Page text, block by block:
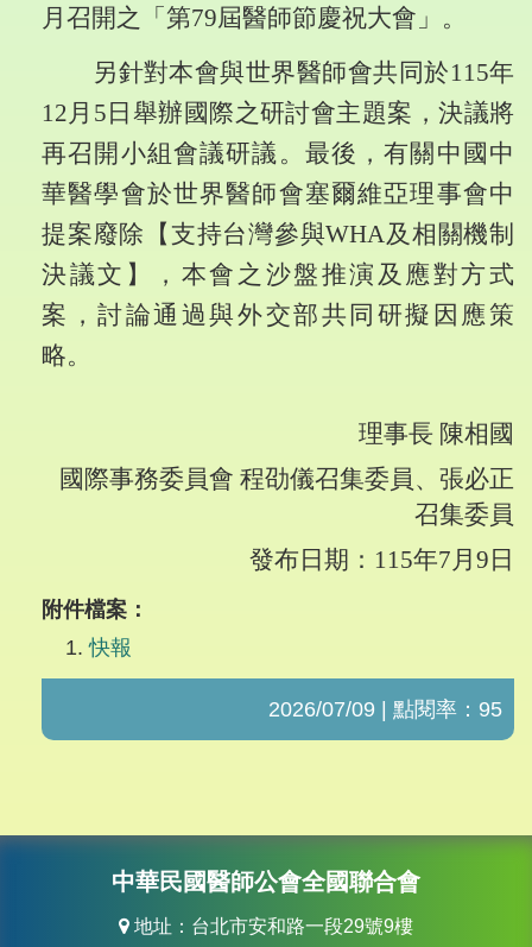
月召開之「第79屆醫師節慶祝大會」。
另針對本會與世界醫師會共同於115年
12月 5 日舉辦國際之研討會主題案，決議將
再召開小組會議研議。最後，有關中國中
華醫學會於世界醫師會塞爾維亞理事會中
提案廢除【支持台灣參與WHA及相關機制
決議文】，本會之沙盤推演及應對方式
案，討論通過與外交部共同研擬因應策
略。
理事長 陳相國
國際事務委員會 程劭儀召集委員、張必正
召集委員
發布日期 ： 115年7月 9 日
附件檔案：
快報
2026/07/09 | 點閱率：95
中華民國醫師公會全國聯合會
地址：台北市安和路一段29號9樓